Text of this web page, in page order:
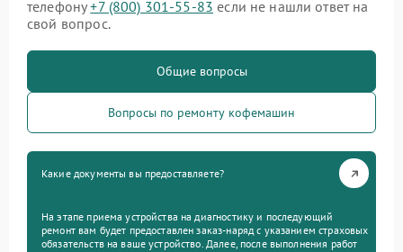
телефону+7 (800) 301-55-83 если не нашли ответ на
свой вопрос.
Общие вопросы
Вопросы по ремонту кофемашин
Какие документы вы предоставляете?
На этапе приема устройства на диагностику и последующий
ремонт вам будет предоставлен заказ-наряд с указанием страховых
обязательств на ваше устройство. Далее, после выполнения работ